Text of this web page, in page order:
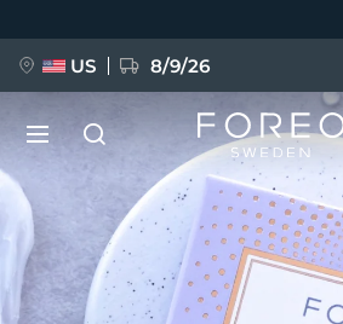
US 8/9/26
NUEVO
BREAKING NEWS
Idioma